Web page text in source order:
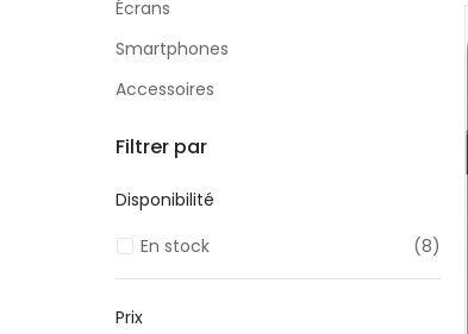
Écrans
Smartphones
Accessoires
Filtrer par
Disponibilité
En stock
(8)
Prix